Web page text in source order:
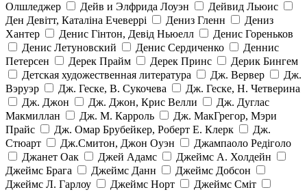
Олшледжер
Дейв и Элфрида Лоуэн
Дейвид Льюис
Ден Девітт, Каталіна Ечеверрі
Дениз Гленн
Дениз
Хантер
Денис Гінтон, Девід Ньюелл
Денис Гореньков
Денис Летуновский
Денис Сердиченко
Деннис
Петерсен
Дерек Прайм Дерек Принс
Дерик Бингем
Детская художественная литература
Дж. Вервер
Дж.
Вэруэр
Дж. Геске, В. Сукочева
Дж. Геске, Н. Четверина
Дж. Джон
Дж. Джон, Крис Велли
Дж. Дуглас
Макмиллан
Дж. М. Карроль
Дж. МакГрегор, Мэри
Прайс
Дж. Омар Брубейкер, Роберт Е. Клерк
Дж.
Стюарт
Дж.Смитон, Джон Оуэн
Джампаоло Редіголо
Джанет Оак
Джей Адамс
Джеймс А. Холдейн
Джеймс Брага
Джеймс Данн
Джеймс Добсон
Джеймс Л. Гарлоу
Джеймс Норт
Джеймс Сміт